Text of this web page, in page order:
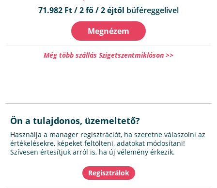
71.982 Ft / 2 fő / 2 éjtől büféreggelivel
Megnézem
Még több szállás Szigetszentmiklóson >>
Ön a tulajdonos, üzemeltető?
Használja a manager regisztrációt, ha szeretne válaszolni az
értékelésekre, képeket feltölteni, adatokat módosítani!
Szívesen értesítjük arról is, ha új vélemény érkezik.